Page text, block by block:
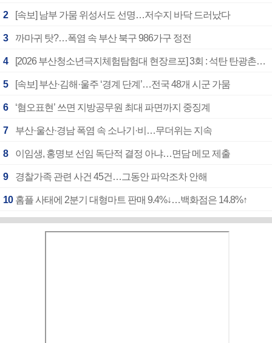
2 [속보] 남부 가뭄 위성서도 선명…저수지 바닥 드러났다
3 까마귀 탓?…폭염 속 부산 북구 986가구 정전
4 [2026 부산청소년극지체험탐험대 현장르포] 3회 : 석탄 탄광촌에서 북극 연구의 중심지로
5 [속보] 부산·김해·울주 ‘경계 단계’…전국 48개 시군 가뭄
6 ‘혐오표현’ 쓰면 지방공무원 최대 파면까지 중징계
7 부산·울산·경남 폭염 속 소나기·비…무더위는 지속
8 이임생, 홍명보 선임 독단적 결정 아냐…면담 메모 제출
9 경찰가족 관련 사건 45건…그동안 파악조차 안해
10 홈플 사태에 2분기 대형마트 판매 9.4%↓…백화점은 14.8%↑